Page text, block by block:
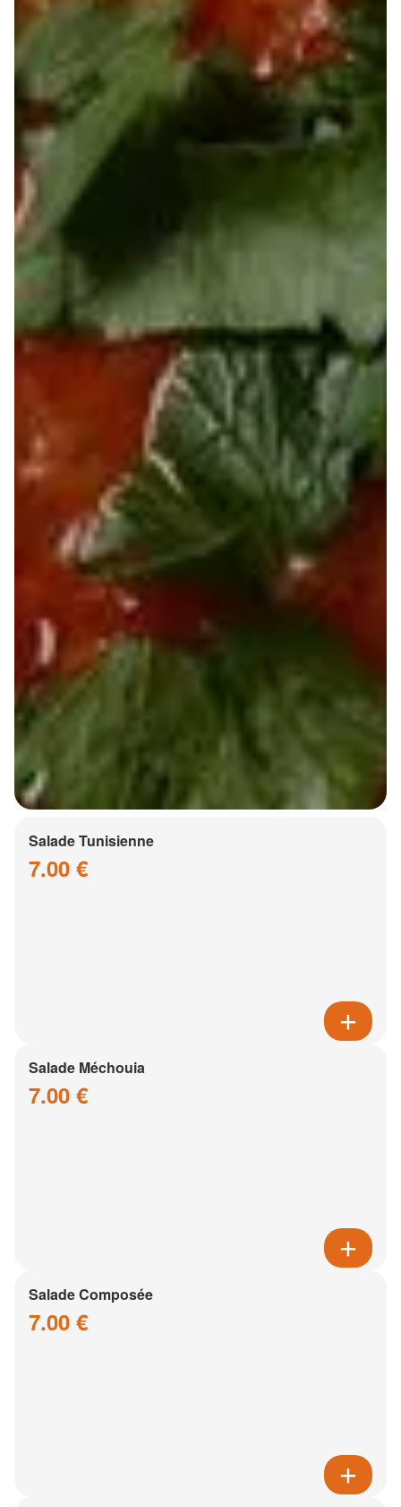
Salade Tunisienne
7.00 €
Salade Méchouia
7.00 €
Salade Composée
7.00 €